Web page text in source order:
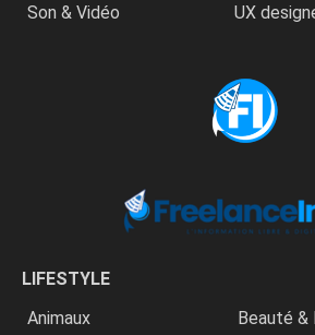
Son & Vidéo
UX
LIFESTYLE
Animaux
Beauté &